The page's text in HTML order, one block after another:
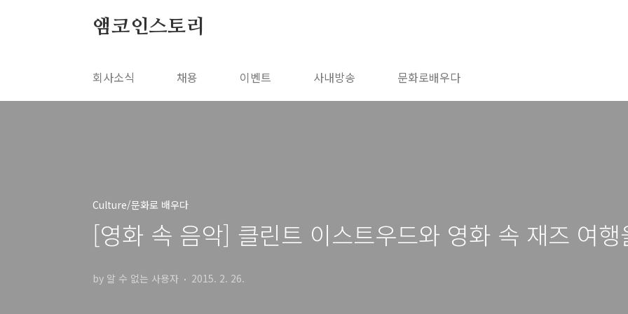
앰코인스토리
회사소식 채용 이벤트 사내방송 문화로배우다
Culture/문화로 배우다
[영화 속 음악] 클린트 이스트우드와 영화 속 재즈 여행
by 알 수 없는 사용자 2015. 2. 26.